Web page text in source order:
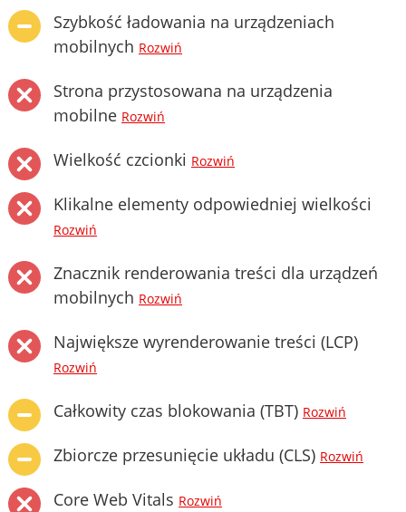
Szybkość ładowania na urządzeniach
mobilnych Rozwiń
Strona przystosowana na urządzenia
mobilne Rozwiń
Wielkość czcionki Rozwiń
Klikalne elementy odpowiedniej wielkości
Rozwiń
Znacznik renderowania treści dla urządzeń
mobilnych Rozwiń
Największe wyrenderowanie treści (LCP)
Rozwiń
Całkowity czas blokowania (TBT) Rozwiń
Zbiorcze przesunięcie układu (CLS) Rozwiń
Core Web Vitals Rozwiń